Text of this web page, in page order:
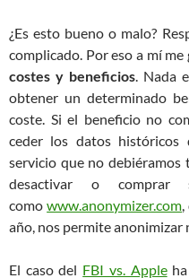
¿Es esto bueno o malo?
complicado. Por eso a mí
costes y beneficios . Nada
obtener un determinado
coste. Si el beneficio no
ceder los datos históricos
servicio que no debiéramos
desactivar o comprar
comowww.anonymizer.com
año, nos permite anonimizar
El caso del FBI vs. Appleha